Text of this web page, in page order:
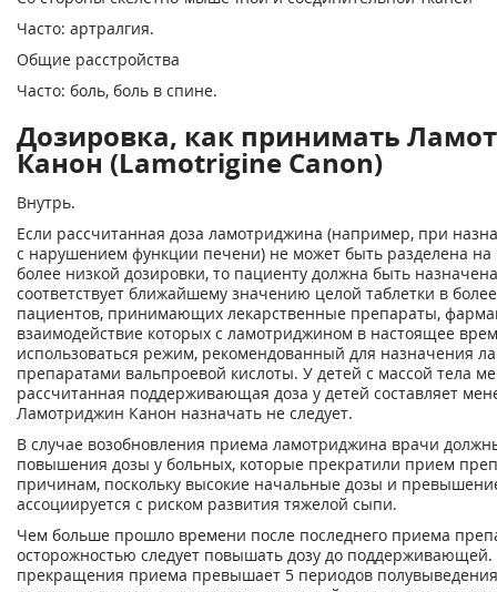
Часто: артралгия.
Общие расстройства
Часто: боль, боль в спине.
Дозировка, как принимать
Канон (Lamotrigine Canon)
Внутрь.
Если рассчитанная доза ламотриджина (например, при
с нарушением функции печени) не может быть разделена на
более низкой дозировки, то пациенту должна быть
соответствует ближайшему значению целой таблетки в
пациентов, принимающих лекарственные препараты,
взаимодействие которых с ламотриджином в настоящее
использоваться режим, рекомендованный для назначения
препаратами вальпроевой кислоты. У детей с массой тела
рассчитанная поддерживающая доза у детей составляет
Ламотриджин Канон назначать не следует.
В случае возобновления приема ламотриджина врачи
повышения дозы у больных, которые прекратили прием
причинам, поскольку высокие начальные дозы и
ассоциируется с риском развития тяжелой сыпи.
Чем больше прошло времени после последнего приема
осторожностью следует повышать дозу до поддерживающей.
прекращения приема превышает 5 периодов